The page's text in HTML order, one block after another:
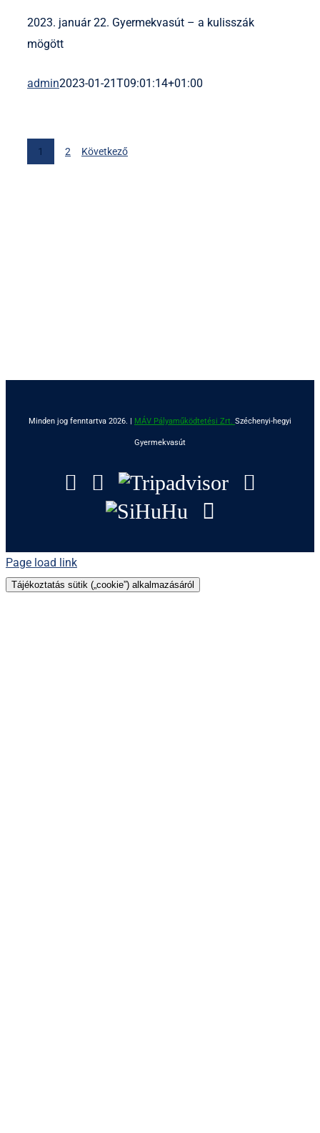
2023. január 22. Gyermekvasút – a kulisszák
mögött
admin2023-01-21T09:01:14+01:00
1 2 Következő
Minden jog fenntartva 2026. | MÁV Pályaműködtetési Zrt. Széchenyi-hegyi
Gyermekvasút
Facebook
Instagram
Tripadvisor
SiHuHu
Page load link
Tájékoztatás sütik („cookie”) alkalmazásáról